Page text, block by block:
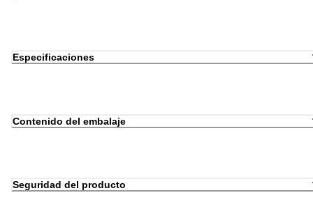
Especificaciones
Contenido del embalaje
Seguridad del producto